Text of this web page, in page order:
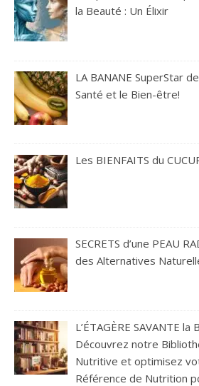
la Beauté : Un Élixir
LA BANANE SuperStar
Santé et le Bien-être!
Les BIENFAITS du
SECRETS d’une PEAU
des Alternatives
L’ÉTAGÈRE SAVANTE
Découvrez notre
Nutritive et optimisez
Référence de Nutrition